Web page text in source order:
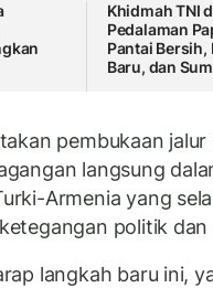
Khidmah TNI
Pedalaman
Pantai Bersih,
Baru, dan
pembukaan
langsung
Armenia yang
politik
langkah baru ini,